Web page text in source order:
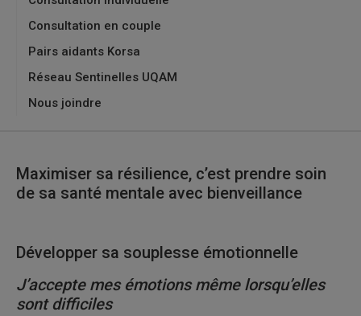
Consultation en couple
Pairs aidants Korsa
Réseau Sentinelles UQAM
Nous joindre
Maximiser sa résilience, c’est prendre soin
de sa santé mentale avec bienveillance
Développer sa souplesse émotionnelle
J’accepte mes émotions même lorsqu’elles
sont difficiles